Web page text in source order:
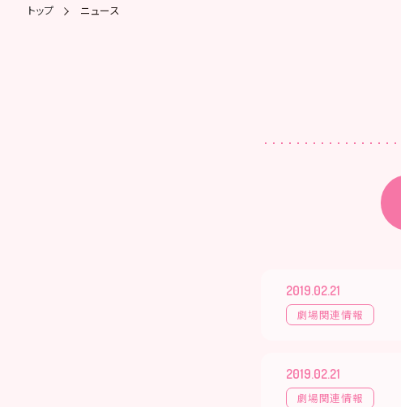
トップ ニュース
2019.02.21
劇場関連情報
2019.02.21
劇場関連情報